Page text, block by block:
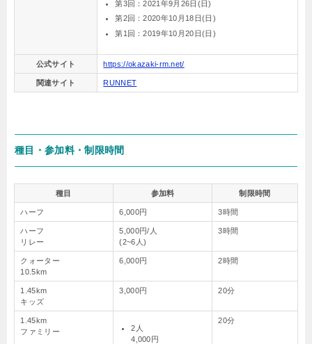
第3回：2021年9月26日(日)
第2回：2020年10月18日(日)
第1回：2019年10月20日(日)
公式サイト https://okazaki-rm.net/
関連サイト RUNNET
種目・参加料・制限時間
種目 参加料 制限時間
ハーフ 6,000円 3時間
ハーフ
リレー
5,000円/人
(2~6人)
3時間
クォーター
10.5km
6,000円 2時間
1.45km
キッズ
3,000円 20分
1.45km
ファミリー
2人
4,000円
20分